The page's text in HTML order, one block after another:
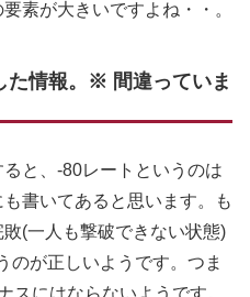
素が大きいですよね・・。
た情報。※ 間違っていま
と、-80レートというのは
書いてあると思います。も
(一人も撃破できない状態)
のが正しいようです。つま
スにはならないようです。